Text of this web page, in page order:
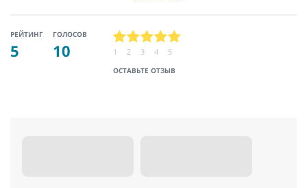
РЕЙТИНГ
5
ГОЛОСОВ
10
ОСТАВЬТЕ ОТЗЫВ
1 2 3 4 5